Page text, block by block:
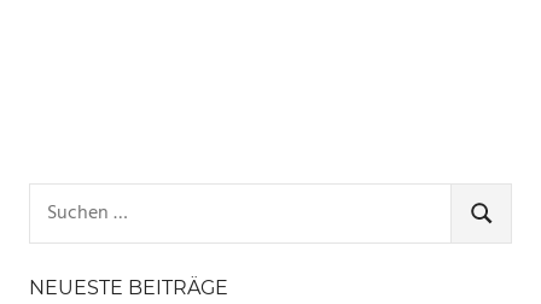
nach:
SUCHEN
NEUESTE BEITRÄGE